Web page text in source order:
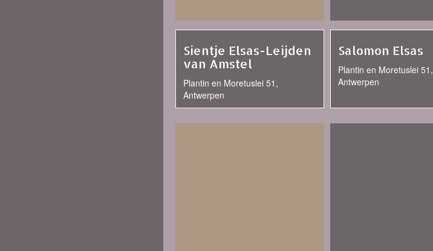
Sientje Elsas-Leijden
van Amstel
Plantin en Moretuslei 51,
Antwerpen
Salomon Elsas
Plantin en Moretuslei 51,
Antwerpen